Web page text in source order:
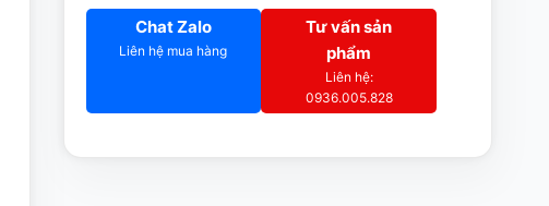
Chat Zalo
Liên hệ mua hàng
Tư vấn sản
phẩm
Liên hệ:
0936.005.828